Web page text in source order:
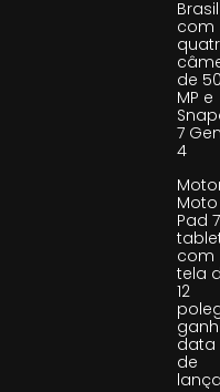
Brasil
com
de 50
MP e
7 Gen
4
Moto
Pad
com
tela
12
data
de